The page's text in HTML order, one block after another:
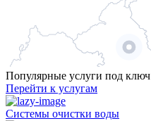
Популярные услуги под ключ
Перейти к услугам
Системы очистки воды